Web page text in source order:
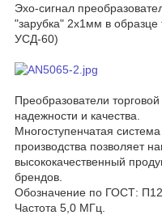
Эхо-сигнал
"зарубка" 2х1мм в
УСД-60)
Преобразователи
надежности и качества.
Многоступенчатая
производства позволяет
высококачественный
брендов.
Обозначение по ГОСТ:
Частота 5,0 МГц.